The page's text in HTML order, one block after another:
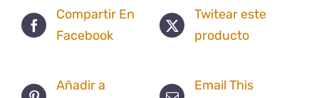
Compartir En
Facebook
Twitear este
producto
Añadir a
Email This